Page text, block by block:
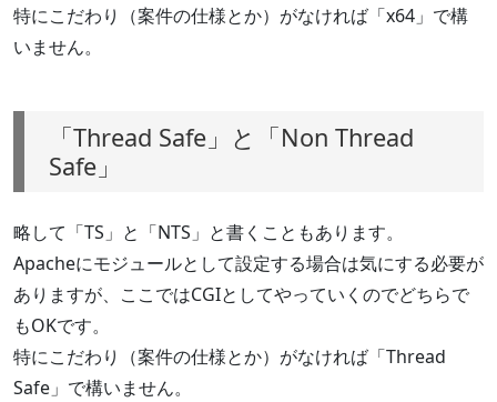
特にこだわり（案件の仕様とか）がなければ「x64」で構
いません。
「Thread Safe」と「Non Thread
Safe」
略して「TS」と「NTS」と書くこともあります。
Apacheにモジュールとして設定する場合は気にする必要が
ありますが、ここではCGIとしてやっていくのでどちらで
もOKです。
特にこだわり（案件の仕様とか）がなければ「Thread
Safe」で構いません。